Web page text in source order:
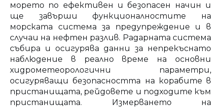
морето по ефективен и безопасен начин и
ще завърши функционалностите на
морската система за предупреждение и в
случаи на нефтен разлив. Радарната система
събира и осигурява данни за непрекъснато
наблюдение в реално време на основни
хидрометеорологични параметри,
осигуряващи безопасността на корабите в
пристанищата, рейдовете и подходите към
пристанищата. Измерването на